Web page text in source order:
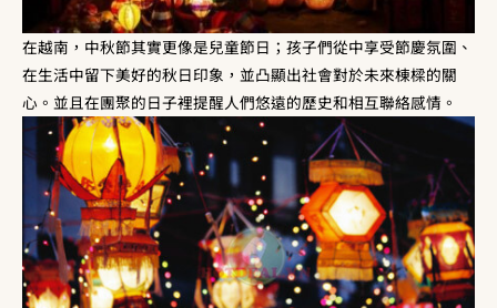
在越南，中秋節其實更像是兒童節日；孩子們從中享受節慶氛圍、
在生活中留下美好的秋日印象，並凸顯出社會對於未來棟樑的關
心。並且在團聚的日子裡提醒人們悠遠的歷史和相互聯絡感情。